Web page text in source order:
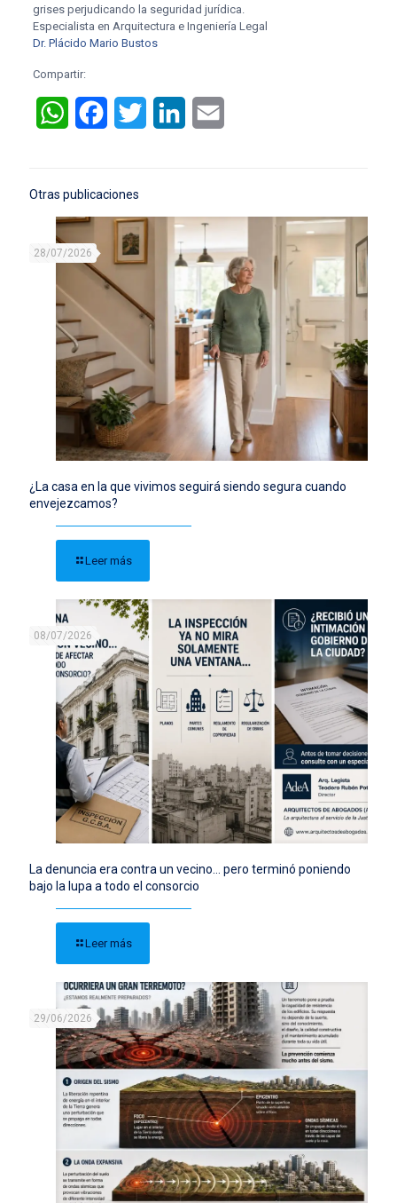
grises perjudicando la seguridad jurídica.
Especialista en Arquitectura e Ingeniería Legal
Dr. Plácido Mario Bustos
Compartir:
WhatsAppFacebookTwitter LinkedIn
Otras publicaciones
28/07/2026
¿La casa en la que vivimos seguirá siendo segura cuando
envejezcamos?
Leer más
08/07/2026
La denuncia era contra un vecino… pero terminó poniendo
bajo la lupa a todo el consorcio
Leer más
29/06/2026